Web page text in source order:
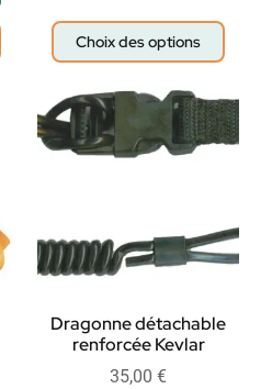
Choix des options
Dragonne détachable
renforcée Kevlar
35,00 €